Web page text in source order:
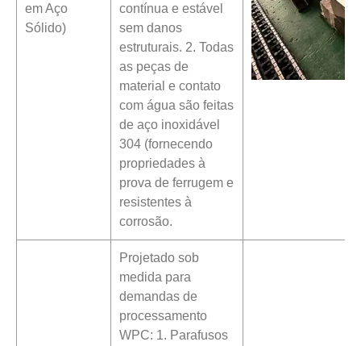
em Aço
Sólido)
contínua e estável
sem danos
estruturais. 2. Todas
as peças de
material e contato
com água são feitas
de aço inoxidável
304 (fornecendo
propriedades à
prova de ferrugem e
resistentes à
corrosão.
Projetado sob
medida para
demandas de
processamento
WPC: 1. Parafusos